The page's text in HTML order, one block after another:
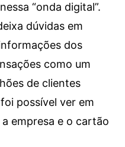
“onda digital”.
dúvidas em
dos
como um
de clientes
possível ver em
empresa e o cartão